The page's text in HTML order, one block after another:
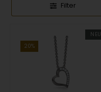
Filter
NEU
20%